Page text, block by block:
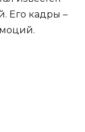
Его кадры –